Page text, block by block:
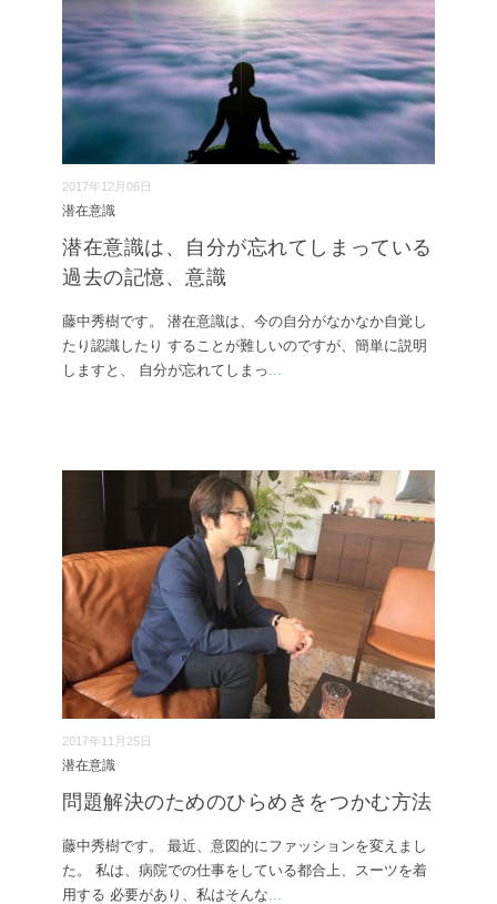
2017年12月06日
潜在意識
潜在意識は、自分が忘れてしまっている
過去の記憶、意識
藤中秀樹です。 潜在意識は、今の自分がなかなか自覚し
たり認識したり することが難しいのですが、簡単に説明
しますと、 自分が忘れてしまっ ...
2017年11月25日
潜在意識
問題解決のためのひらめきをつかむ方法
藤中秀樹です。 最近、意図的にファッションを変えまし
た。 私は、病院での仕事をしている都合上、スーツを着
用する 必要があり、私はそんな...